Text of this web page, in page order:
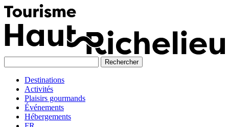
Skip
to
content
Destinations
Activités
Plaisirs gourmands
Événements
Hébergements